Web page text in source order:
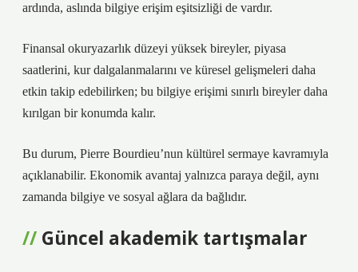
ardında, aslında bilgiye erişim eşitsizliği de vardır.
Finansal okuryazarlık düzeyi yüksek bireyler, piyasa
saatlerini, kur dalgalanmalarını ve küresel gelişmeleri daha
etkin takip edebilirken; bu bilgiye erişimi sınırlı bireyler daha
kırılgan bir konumda kalır.
Bu durum, Pierre Bourdieu’nun kültürel sermaye kavramıyla
açıklanabilir. Ekonomik avantaj yalnızca paraya değil, aynı
zamanda bilgiye ve sosyal ağlara da bağlıdır.
Güncel akademik tartışmalar